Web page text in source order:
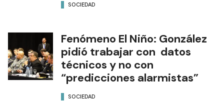
SOCIEDAD
Fenómeno El Niño: González
pidió trabajar con datos
técnicos y no con
“predicciones alarmistas”
SOCIEDAD